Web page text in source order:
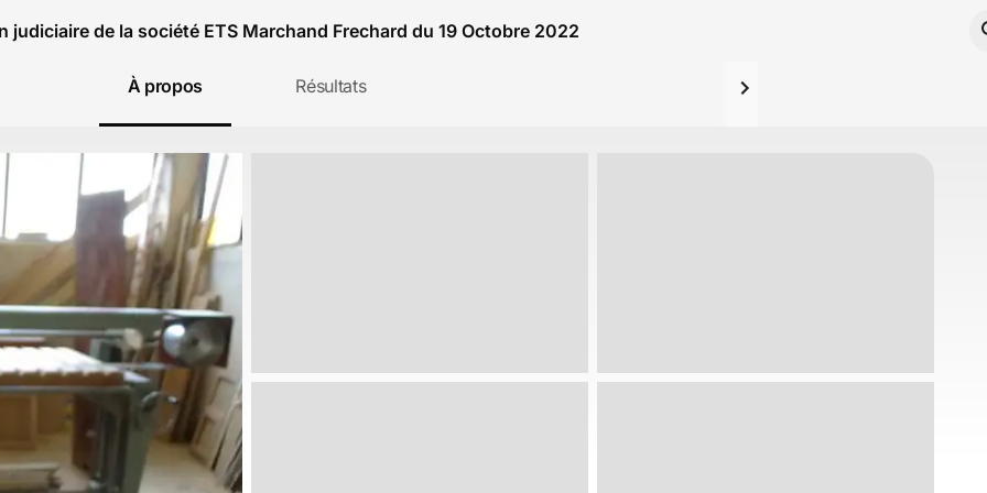
judiciaire de la société ETS Marchand Frechard du 19 Octobre 2022
À propos Résultats